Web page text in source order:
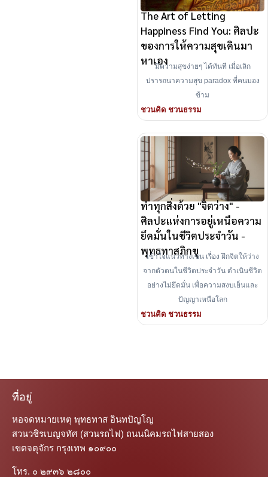
The Art of Letting
Happiness Find You: ศิลปะ
ของการให้ความสุขเดินมา
หาเองมีความสุขง่ายๆ ได้ทันที เมื่อเลิก
ปรารถนาความสุข paradox ที่คนมอง
ข้าม
ชวนคิด ชวนธรรม
ทำทุกสิ่งด้วย "จิตว่าง" -
ศิลปะแห่งการอยู่เหนือความ
ยึดมั่นในชีวิตประจำวัน -
พุทธทาสภิกขุ
เข้าใจแนวทางเซน เรื่อง ฝึกจิตให้ว่าง
จากตัวตนในชีวิตประจำวัน ดำเนินชีวิต
อย่างไม่ยึดมั่น เพื่อความสงบเย็นและ
ปัญญาเหนือโลก
ชวนคิด ชวนธรรม
ที่อยู่
หอจดหมายเหตุ พุทธทาส อินทปัญโญ
สวนวชิรเบญจทัศ (สวนรถไฟ) ถนนนิคมรถไฟสายสอง
เขตจตุจักร กรุงเทพ ๑๐๙๐๐
โทร. ๐ ๒๙๓๖ ๒๘๐๐